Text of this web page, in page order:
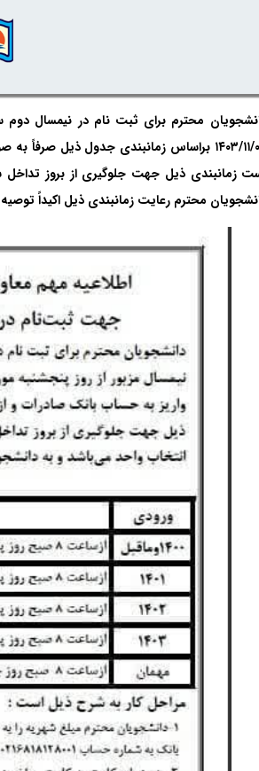
۱۴۰۳/۱۱/۰۴ براساس زمانبندی جدول ذیل
زمانبندی ذیل جهت جلوگیری از بروز تداخل
محترم رعایت زمانبندی ذیل اکیداً